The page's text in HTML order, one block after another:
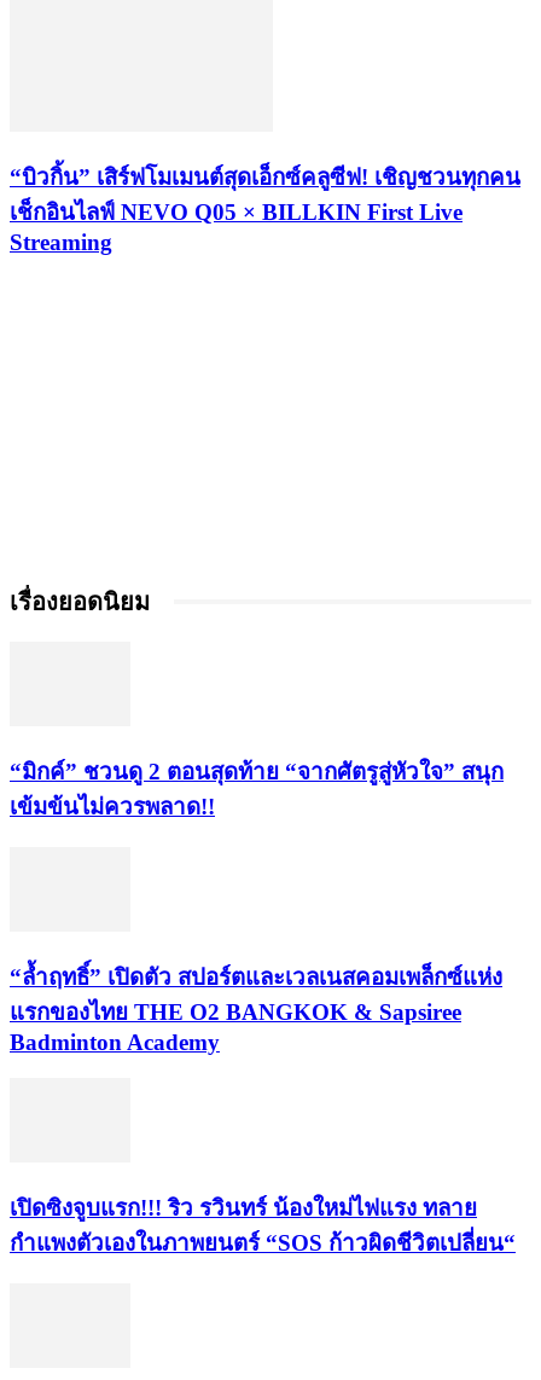
“บิวกิ้น” เสิร์ฟโมเมนต์สุดเอ็กซ์คลูซีฟ! เชิญชวนทุกคน
เช็กอินไลฟ์ NEVO Q05 × BILLKIN First Live
Streaming
เรื่องยอดนิยม
“มิกค์” ชวนดู 2 ตอนสุดท้าย “จากศัตรูสู่หัวใจ” สนุก
เข้มข้นไม่ควรพลาด!!
“ล้ำฤทธิ์” เปิดตัว สปอร์ตและเวลเนสคอมเพล็กซ์แห่ง
แรกของไทย THE O2 BANGKOK & Sapsiree
Badminton Academy
เปิดซิงจูบแรก!!! ริว รวินทร์ น้องใหม่ไฟแรง ทลาย
กำแพงตัวเองในภาพยนตร์ “SOS ก้าวผิดชีวิตเปลี่ยน“